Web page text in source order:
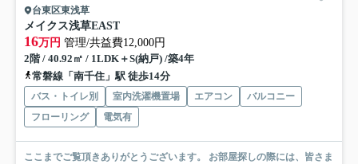
台東区東浅草
メイクス浅草EAST
16万円 管理/共益費12,000円
2階 / 40.92㎡ / 1LDK＋S(納戸) /築4年
常磐線「南千住」駅 徒歩14分
バス・トイレ別 室内洗濯機置場 エアコン
バルコニー
フローリング
電気有
ここまでご覧頂きありがとうございます。 お部屋探しの際には、皆さま